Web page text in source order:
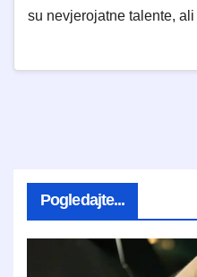
su nevjerojatne talente,
Pogledajte...